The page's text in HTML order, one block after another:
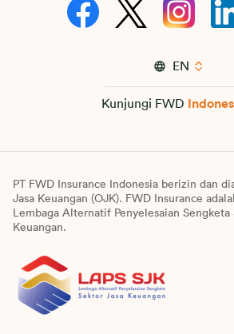
EN
Kunjungi FWD
PT FWD Insurance Indonesia berizin dan
Jasa Keuangan (OJK). FWD Insurance
Lembaga Alternatif Penyelesaian Sengketa
Keuangan.